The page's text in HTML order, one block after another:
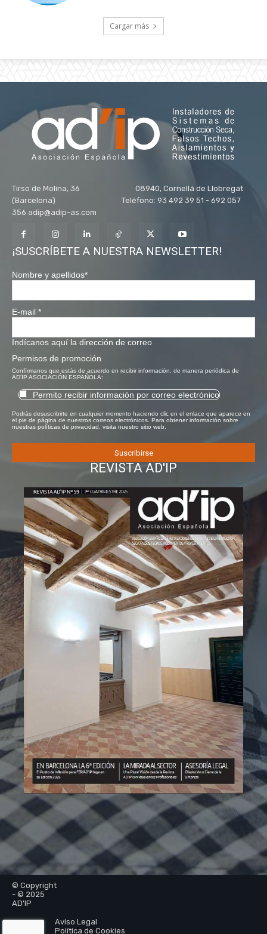
Cargar más
Tirso de Molina, 36 08940, Cornellá de Llobregat
(Barcelona) Teléfono: 93 492 39 51 - 692 057
356 adip@adip-as.com
¡SUSCRÍBETE A NUESTRA NEWSLETTER!
Nombre y apellidos*
E-mail *
Indícanos aquí la dirección de correo
Permisos de promoción
Confírmanos que estás de acuerdo en recibir información, de manera periódica de
AD'IP ASOCIACIÓN ESPAÑOLA:
Permito recibir información por correo electrónico
Podrás desuscribirte en cualquier momento haciendo clic en el enlace que aparece en
el pie de página de nuestros correos electrónicos. Para obtener información sobre
nuestras políticas de privacidad, visita nuestro sitio web.
REVISTA AD'IP
© Copyright
- © 2025
AD'IP
Aviso Legal
Política de Cookies